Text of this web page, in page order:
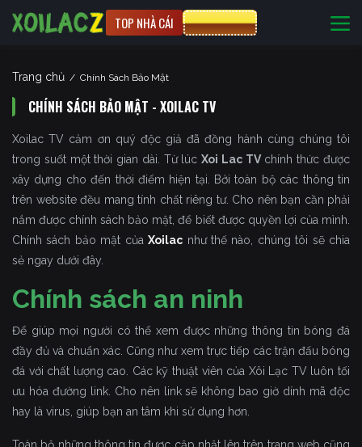
TOP NHÀ CÁI CƯỢC 8XBET
Trang chủ / Chính Sách Bảo Mật
CHÍNH SÁCH BẢO MẬT - XOILAC TV
Xoilac TV cảm ơn quý độc giả đã đồng hành cùng chúng tôi
trong suốt một thời gian dài. Từ lúcXoi Lac TVchính thức được
xây dựng cho đến thời điểm hiện tại. Bởi toàn bộ các thông tin
trên website đều mang tính chất riêng tư. Cho nên bạn cần phải
nắm được chính sách bảo mật, để biết được quyền lợi của mình.
Chính sách bảo mật củaXoilac như thế nào, chúng tôi sẽ chia
sẻ ngay dưới đây.
Chính sách an ninh
Để giúp mọi người có thể xem được những thông tin bóng đá
đầy đủ và chuẩn xác. Cũng như xem trực tiếp các trận đấu bóng
đá với chất lượng cao. Các kỹ thuật viên của Xôi Lạc TV luôn tối
ưu hóa đường link. Cho nên link sẽ không bao giờ dính mã độc
hay là virus, giúp bạn an tâm khi sử dụng hơn.